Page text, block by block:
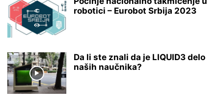
robotici – Eurobot Srbija 2023
Da li ste znali da je LIQUID3 delo
naših naučnika?